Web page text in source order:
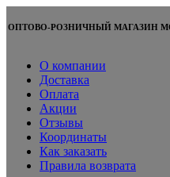
ОПТОВО-РОЗНИЧНЫЙ МАГАЗИН
О компании
Доставка
Оплата
Акции
Отзывы
Координаты
Как заказать
Правила возврата